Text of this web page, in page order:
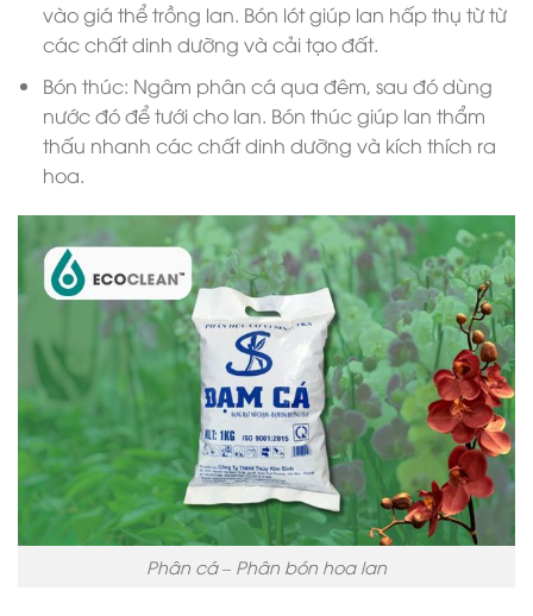
vào giá thể trồng lan. Bón lót giúp lan hấp thụ từ từ
các chất dinh dưỡng và cải tạo đất.
Bón thúc: Ngâm phân cá qua đêm, sau đó dùng
nước đó để tưới cho lan. Bón thúc giúp lan thẩm
thấu nhanh các chất dinh dưỡng và kích thích ra
hoa.
Phân cá – Phân bón hoa lan